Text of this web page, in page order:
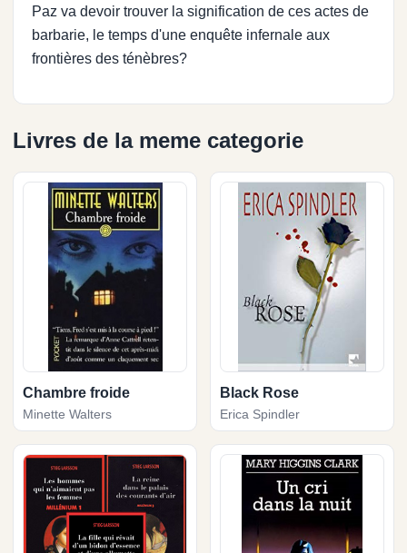
Paz va devoir trouver la signification de ces actes de
barbarie, le temps d'une enquête infernale aux
frontières des ténèbres?
Livres de la meme categorie
Chambre froide
Minette Walters
Black Rose
Erica Spindler